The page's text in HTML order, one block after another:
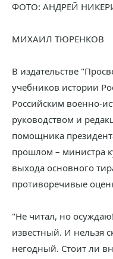
ФОТО: АНДРЕЙ
МИХАИЛ ТЮРЕНКОВ
В издательстве
учебников истории
Российским военно-
руководством и
помощника
прошлом – министра
выхода основного
противоречивые
"Не читал, но
известный. И нельзя
негодный. Стоит ли